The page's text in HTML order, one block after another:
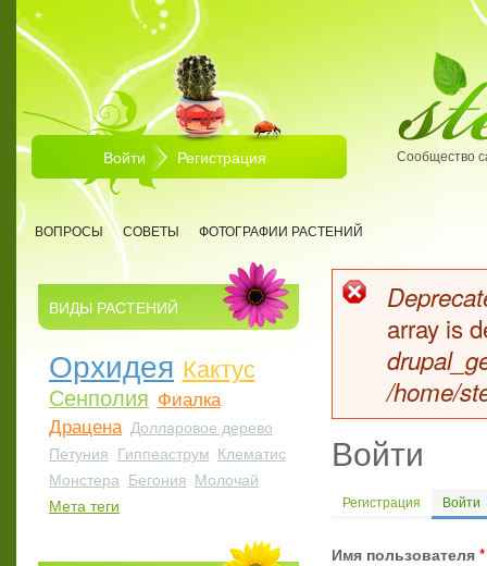
Перейти к основному содержанию
Войти Регистрация Сообщество
ВОПРОСЫ СОВЕТЫ ФОТОГРАФИИ РАСТЕНИЙ
ВИДЫ РАСТЕНИЙ
Орхидея Кактус
Сенполия Фиалка
Драцена Долларовое дерево
Петуния Гиппеаструм Клематис
Монстера Бегония Молочай
Мета теги
array is
/home/
Войти
Главные
Регистрация Войти
Имя пользователя *